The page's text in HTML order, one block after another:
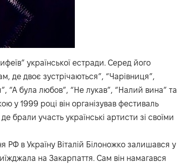
української естради. Серед його
де двоє зустрічаються”, “Чарівниця”,
“А була любов”, “Не лукав”, “Налий вина” та
у 1999 році він організував фестиваль
брали участь українські артисти зі своїми
РФ в Україну Віталій Білоножко залишався у
на Закарпаття. Сам він намагався